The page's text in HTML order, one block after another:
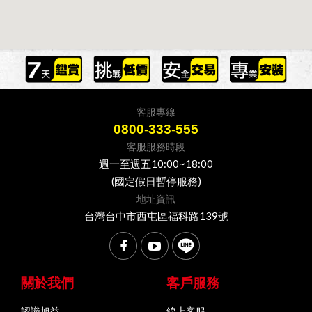
客服專線
0800-333-555
客服服務時段
週一至週五10:00~18:00
(國定假日暫停服務)
地址資訊
台灣台中市西屯區福科路139號
關於我們 客戶服務